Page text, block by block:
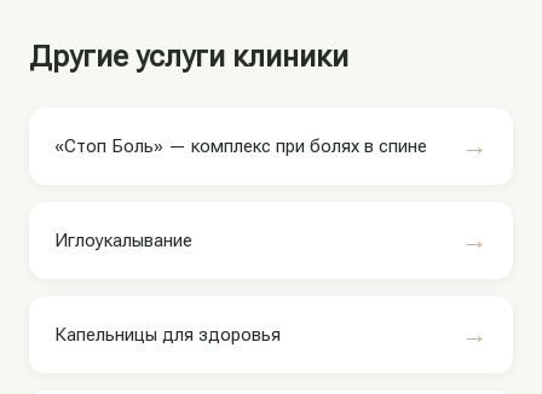
Другие услуги клиники
«Стоп Боль» — комплекс при болях в спине →
Иглоукалывание →
Капельницы для здоровья →